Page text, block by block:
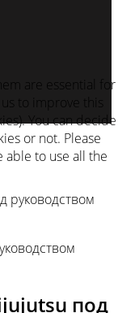
руководством
под
are essential for
to improve this
You can decide
or not. Please
able to use all the